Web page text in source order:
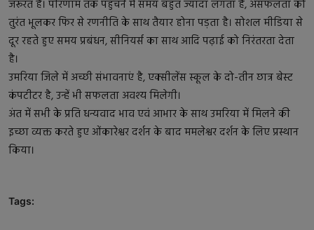
जरूरत है। परिणाम तक पहुंचने में समय बहुत ज्यादा लगता है, असफलता को
तुरंत भूलकर फिर से रणनीति के साथ तैयार होना पड़ता है। सोशल मीडिया से
दूर रहते हुए समय प्रबंधन, सीनियर्स का साथ आदि पढ़ाई को निरंतरता देता
है।
उमरिया जिले में अच्छी संभावनाएं है, एक्सीलेंस स्कूल के दो-तीन छात्र बेस्ट
कंपटीटर है, उन्हें भी सफलता अवश्य मिलेगी।
अंत में सभी के प्रति धन्यवाद भाव एवं आभार के साथ उमरिया में मिलने की
इच्छा व्यक्त करते हुए ओंकारेश्वर दर्शन के बाद ममलेश्वर दर्शन के लिए प्रस्थान
किया।
Tags: